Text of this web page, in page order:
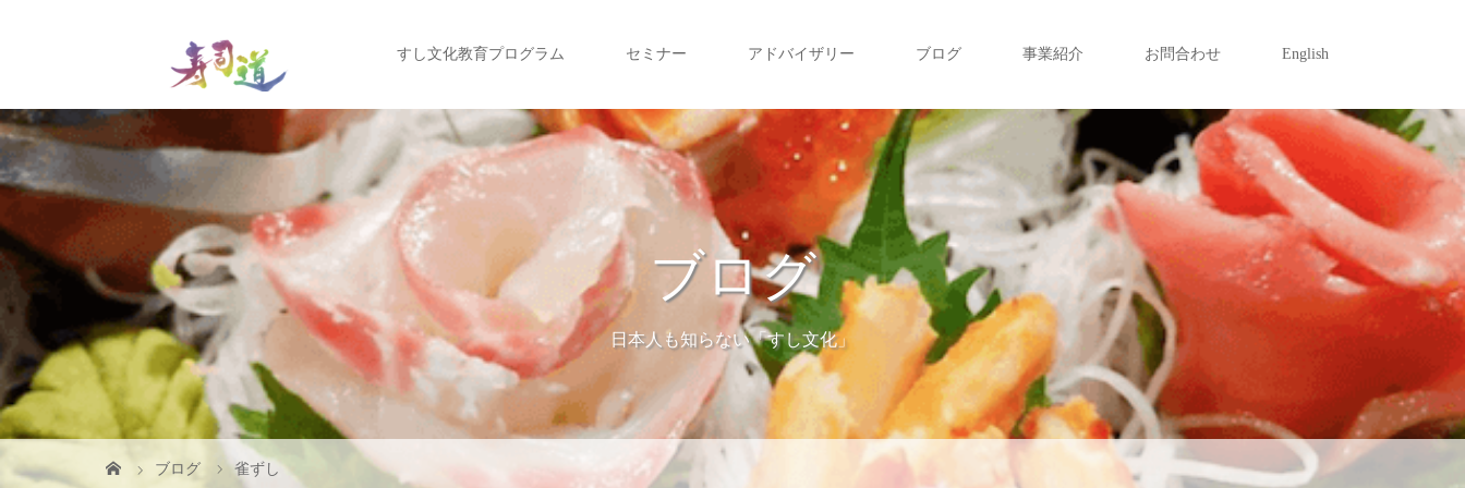
すし文化教育プログラム セミナー アドバイザリー ブログ 事業紹介 お問合わせ English
ブログ
日本人も知らない「すし文化」
ブログ 雀ずし